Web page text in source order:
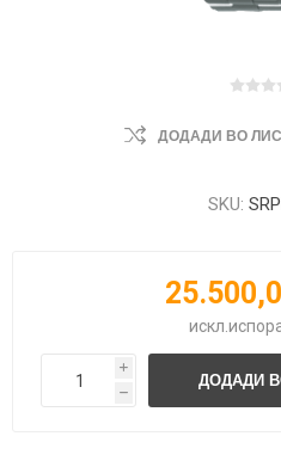
ДОДАДИ ВО
SKU:
искл.
i
h